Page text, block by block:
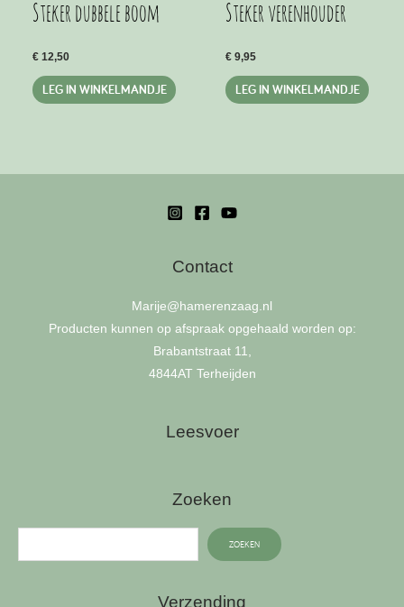
Steker dubbele boom
€ 12,50
LEG IN WINKELMANDJE
Steker verenhouder
€ 9,95
LEG IN WINKELMANDJE
Contact
Marije@hamerenzaag.nl
Producten kunnen op afspraak opgehaald worden op:
Brabantstraat 11,
4844AT Terheijden
Leesvoer
Zoeken
ZOEKEN
Verzending